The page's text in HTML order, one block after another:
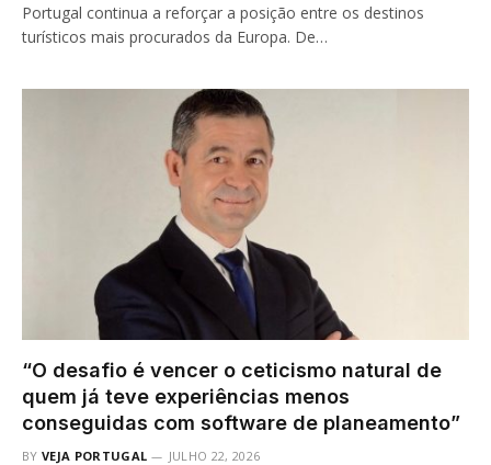
Portugal continua a reforçar a posição entre os destinos
turísticos mais procurados da Europa. De…
“O desafio é vencer o ceticismo natural de
quem já teve experiências menos
conseguidas com software de planeamento”
BY VEJA PORTUGAL JULHO 22, 2026